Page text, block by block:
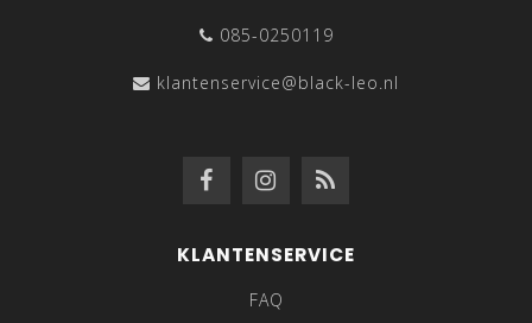
085-0250119
klantenservice@black-leo.nl
KLANTENSERVICE
FAQ